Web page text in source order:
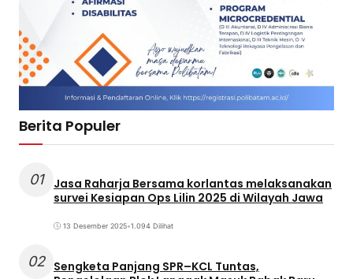
Berita Populer
01
Jasa Raharja Bersama korlantas melaksanakan
survei Kesiapan Ops Lilin 2025 di Wilayah Jawa
13 Desember 2025•1.094 Dilihat
02 Sengketa Panjang SPR–KCL Tuntas,